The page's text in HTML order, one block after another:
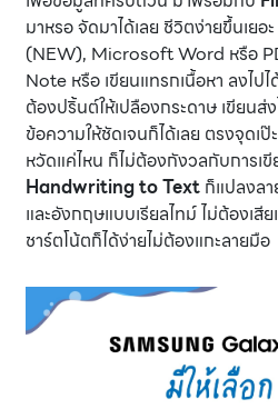
มาหรอ จัดมาได้เลย ชีวิตง่ายขึ้นเย
(NEW), Microsoft Word หรือ
Note หรือ เขียนแทรกเนื้อหา ลงไป
ต้องปริ้นต์ให้เปลืองกระดาษ เขียนส่
ข้อความให้ชัดเจนก็ได้เลย ตรงจุดเ
หวัดแค่ไหน ก็ไม่ต้องกังวลกับการเ
Handwriting to Text ก็แปลงล
และอังกฤษแบบเรียลไทม์ ไม่ต้องเสี
ชาร์ตโน้ตก็ได้ง่ายไม่ต้องแกะลายมือ